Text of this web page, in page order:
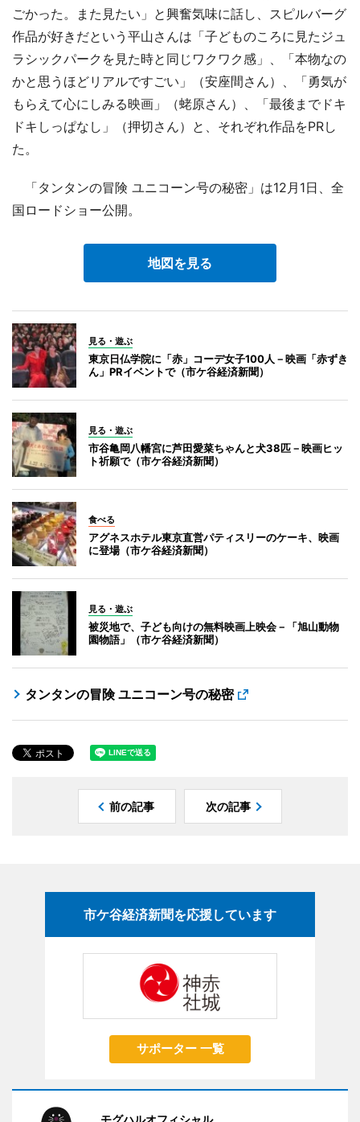
ごかった。また見たい」と興奮気味に話し、スピルバーグ
作品が好きだという平山さんは「子どものころに見たジュ
ラシックパークを見た時と同じワクワク感」、「本物なの
かと思うほどリアルですごい」（安座間さん）、「勇気が
もらえて心にしみる映画」（蛯原さん）、「最後までドキ
ドキしっぱなし」（押切さん）と、それぞれ作品をPRし
た。
「タンタンの冒険 ユニコーン号の秘密」は12月1日、全
国ロードショー公開。
地図を見る
見る・遊ぶ
東京日仏学院に「赤」コーデ女子100人－映画「赤ずき
ん」PRイベントで（市ケ谷経済新聞）
見る・遊ぶ
市谷亀岡八幡宮に芦田愛菜ちゃんと犬38匹－映画ヒッ
ト祈願で（市ケ谷経済新聞）
食べる
アグネスホテル東京直営パティスリーのケーキ、映画
に登場（市ケ谷経済新聞）
見る・遊ぶ
被災地で、子ども向けの無料映画上映会－「旭山動物
園物語」（市ケ谷経済新聞）
タンタンの冒険 ユニコーン号の秘密
前の記事 次の記事
市ケ谷経済新聞を応援しています
サポーター 一覧
モグハルオフィシャル